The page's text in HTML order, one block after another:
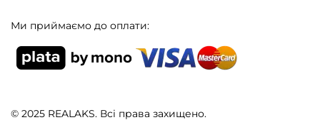
© 2025 REALAKS. Всі права захищено.
Ми приймаємо до оплати: